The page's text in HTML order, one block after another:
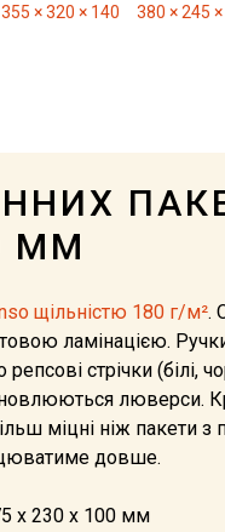
355 × 320 × 140 380 × 245
ММ
щільністю 180 г/м².
ламінацією.
стрічки (білі,
люверси.
міцні ніж пакети з
довше.
х 230 х 100 мм